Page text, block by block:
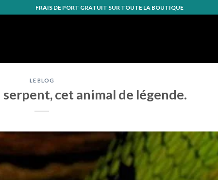
FRAIS DE PORT GRATUIT SUR TOUTE LA BOUTIQUE
LE BLOG
cet animal de légende.